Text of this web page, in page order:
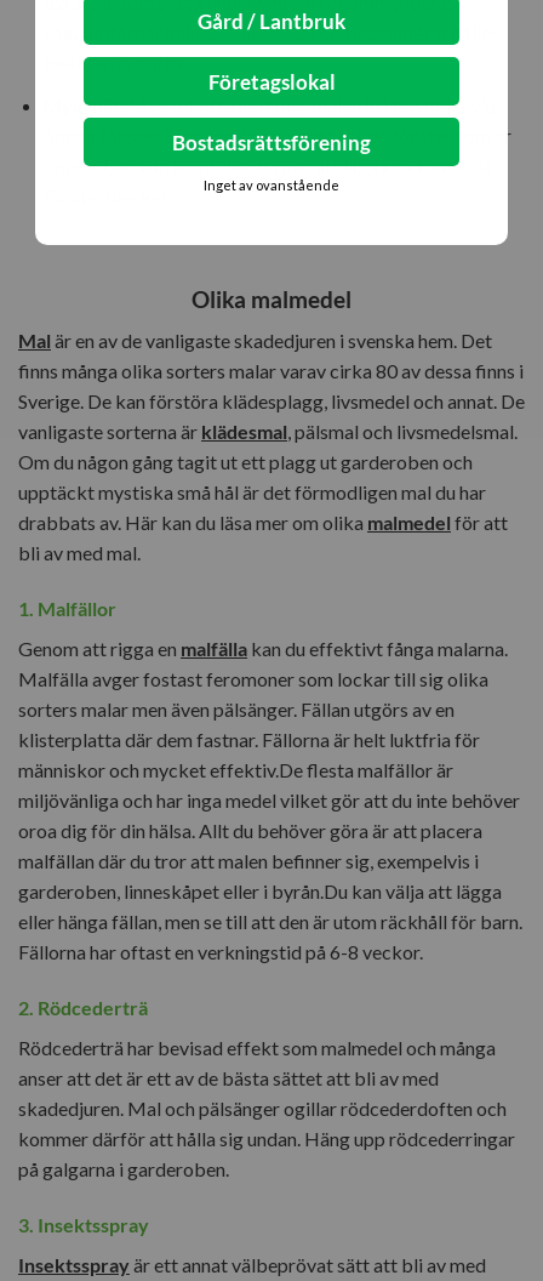
vakuumförpackningar eller påsar som garanterat håller
insekterna borta.
Myggnät:Mycket ofta kommer malen in i bostäder via
öppna fönster. Sätt därförmyggnätför de fönster som är
öppna. Det kan kombineras med att lägga rödceder på
Olika malmedel
Mal är en av de vanligaste skadedjuren i svenska hem. Det
finns många olika sorters malar varav cirka 80 av dessa finns i
Sverige. De kan förstöra klädesplagg, livsmedel och annat. De
vanligaste sorterna är klädesmal, pälsmal och livsmedelsmal.
Om du någon gång tagit ut ett plagg ut garderoben och
upptäckt mystiska små hål är det förmodligen mal du har
drabbats av. Här kan du läsa mer om olika malmedel för att
bli av med mal.
1. Malfällor
Genom att rigga en malfälla kan du effektivt fånga malarna.
Malfälla avger fostast feromoner som lockar till sig olika
sorters malar men även pälsänger. Fällan utgörs av en
klisterplatta där dem fastnar. Fällorna är helt luktfria för
människor och mycket effektiv.De flesta malfällor är
miljövänliga och har inga medel vilket gör att du inte behöver
oroa dig för din hälsa. Allt du behöver göra är att placera
malfällan där du tror att malen befinner sig, exempelvis i
garderoben, linneskåpet eller i byrån.Du kan välja att lägga
eller hänga fällan, men se till att den är utom räckhåll för barn.
Fällorna har oftast en verkningstid på 6-8 veckor.
2. Rödcederträ
Rödcederträ har bevisad effekt som malmedel och många
anser att det är ett av de bästa sättet att bli av med
skadedjuren. Mal och pälsänger ogillar rödcederdoften och
kommer därför att hålla sig undan. Häng upp rödcederringar
på galgarna i garderoben.
3. Insektsspray
Insektssprayär ett annat välbeprövat sätt att bli av med
Gård / Lantbruk
Företagslokal
Bostadsrättsförening
Inget av ovanstående